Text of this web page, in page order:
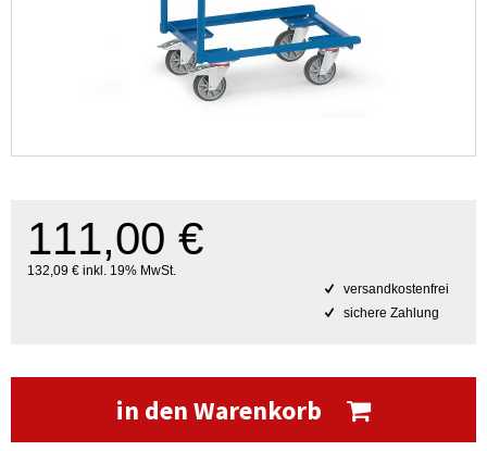
111,00 €
132,09 € inkl. 19% MwSt.
versandkostenfrei
sichere Zahlung
in den Warenkorb